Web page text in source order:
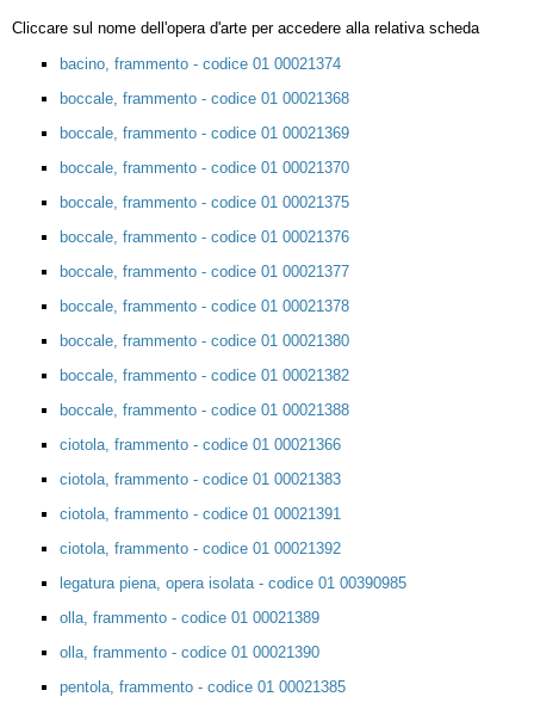
Cliccare sul nome dell'opera d'arte per accedere alla relativa scheda
bacino, frammento - codice 01 00021374
boccale, frammento - codice 01 00021368
boccale, frammento - codice 01 00021369
boccale, frammento - codice 01 00021370
boccale, frammento - codice 01 00021375
boccale, frammento - codice 01 00021376
boccale, frammento - codice 01 00021377
boccale, frammento - codice 01 00021378
boccale, frammento - codice 01 00021380
boccale, frammento - codice 01 00021382
boccale, frammento - codice 01 00021388
ciotola, frammento - codice 01 00021366
ciotola, frammento - codice 01 00021383
ciotola, frammento - codice 01 00021391
ciotola, frammento - codice 01 00021392
legatura piena, opera isolata - codice 01 00390985
olla, frammento - codice 01 00021389
olla, frammento - codice 01 00021390
pentola, frammento - codice 01 00021385